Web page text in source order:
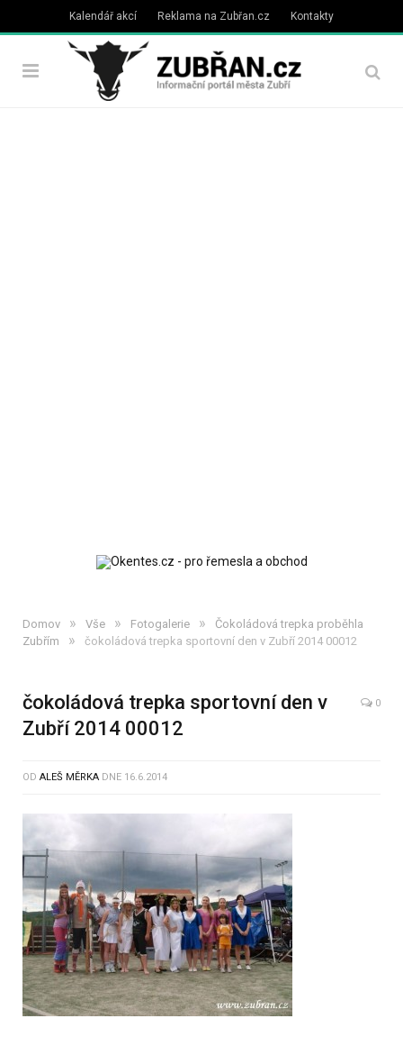
Kalendář akcí Reklama na Zubřan.cz Kontakty
Domov » Vše » Fotogalerie »
Čokoládová trepka proběhla
Zubřím
» čokoládová trepka sportovní den v Zubří 2014 00012
čokoládová trepka sportovní den v
Zubří 2014 00012
0
OD ALEŠ MĚRKA DNE 16.6.2014